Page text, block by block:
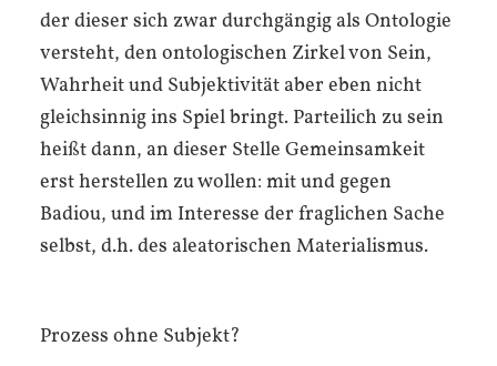
der dieser sich zwar durchgängig als Ontologie
versteht, den ontologischen Zirkel von Sein,
Wahrheit und Subjektivität aber eben nicht
gleichsinnig ins Spiel bringt. Parteilich zu sein
heißt dann, an dieser Stelle Gemeinsamkeit
erst herstellen zu wollen: mit und gegen
Badiou, und im Interesse der fraglichen Sache
selbst, d.h. des aleatorischen Materialismus.
Prozess ohne Subjekt?